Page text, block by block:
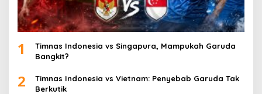
1
Timnas Indonesia vs Singapura, Mampukah Garuda
Bangkit?
2
Timnas Indonesia vs Vietnam: Penyebab Garuda Tak
Berkutik